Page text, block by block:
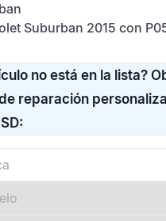
Suburban 2015 con
no está en la lista?
reparación